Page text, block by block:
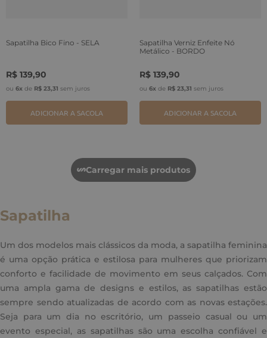
Sapatilha Bico Fino - SELA
R$ 139,90
ou 6x de R$ 23,31 sem juros
ADICIONAR A SACOLA
Sapatilha Verniz Enfeite Nó
Metálico - BORDO
R$ 139,90
ou 6x de R$ 23,31 sem juros
ADICIONAR A SACOLA
Sapatilha
Um dos modelos mais clássicos da moda, a sapatilha feminina
é uma opção prática e estilosa para mulheres que priorizam
conforto e facilidade de movimento em seus calçados. Com
uma ampla gama de designs e estilos, as sapatilhas estão
sempre sendo atualizadas de acordo com as novas estações.
Seja para um dia no escritório, um passeio casual ou um
evento especial, as sapatilhas são uma escolha confiável e